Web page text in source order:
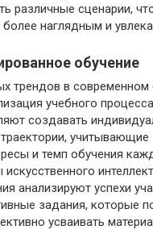
различные сценарии,
наглядным и
обучение
трендов в современном
учебного
создавать
учитывающие
и темп обучения
анализируют успехи
задания, которые
усваивать